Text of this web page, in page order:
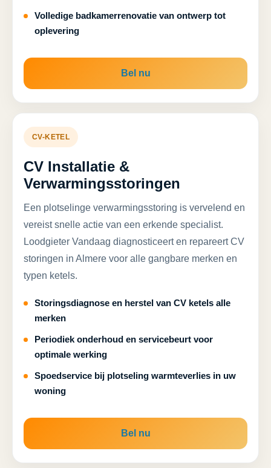
Volledige badkamerrenovatie van ontwerp tot
oplevering
Bel nu
CV-KETEL
CV Installatie &
Verwarmingsstoringen
Een plotselinge verwarmingsstoring is vervelend en
vereist snelle actie van een erkende specialist.
Loodgieter Vandaag diagnosticeert en repareert CV
storingen in Almere voor alle gangbare merken en
typen ketels.
Storingsdiagnose en herstel van CV ketels alle
merken
Periodiek onderhoud en servicebeurt voor
optimale werking
Spoedservice bij plotseling warmteverlies in uw
woning
Bel nu